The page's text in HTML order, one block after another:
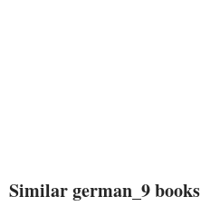
Similar german_9 books